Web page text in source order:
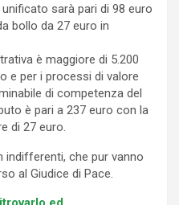
sarà pari di 98 euro
bollo da 27 euro in
è maggiore di 5.200
e per i processi di valore
di competenza del
è pari a 237 euro con la
di 27 euro.
che pur vanno
al Giudice di Pace.